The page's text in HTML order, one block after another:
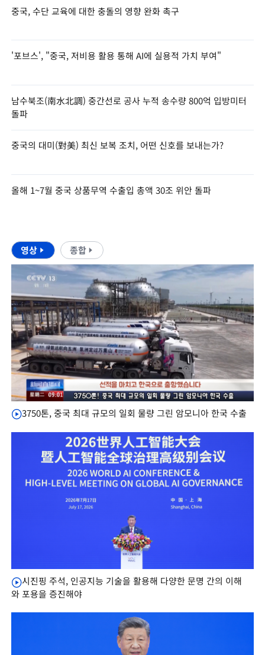
중국, 수단 교육에 대한 충돌의 영향 완화 촉구
'포브스', "중국, 저비용 활용 통해 AI에 실용적 가치 부여"
남수북조(南水北調) 중간선로 공사 누적 송수량 800억 입방미터
돌파
중국의 대미(對美) 최신 보복 조치, 어떤 신호를 보내는가?
올해 1~7월 중국 상품무역 수출입 총액 30조 위안 돌파
영상 종합
3750톤, 중국 최대 규모의 일회 물량 그린 암모니아 한국 수출
시진핑 주석, 인공지능 기술을 활용해 다양한 문명 간의 이해
와 포용을 증진해야